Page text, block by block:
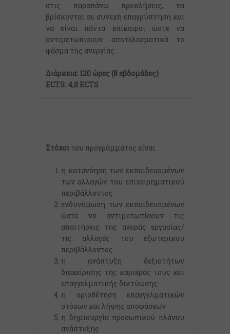
στις παραπάνω προκλήσεις, να
βρίσκονται σε συνεχή επαγρύπνηση και
να είναι πάντα επίκαιροι ώστε να
αντιμετωπίσουν αποτελεσματικά το
φάσμα της ανεργίας.
Διάρκεια: 120 ώρες (8 εβδομάδες)
ECTS: 4,8 ECTS
Στόχοι του προγράμματος είναι:
η κατανόηση των εκπαιδευομένων
των αλλαγών του επιχειρηματικού
περιβάλλοντος
ενδυνάμωση των εκπαιδευομένων
ώστε να αντιμετωπίσουν τις
απαιτήσεις της αγοράς εργασίας/
τις αλλαγές του εξωτερικού
περιβάλλοντος
η ανάπτυξη δεξιοτήτων
διαχείρισης της καριέρας τους και
επαγγελματικής δικτύωσης
η οριοθέτηση επαγγελματικών
στόχων και λήψης αποφάσεων
η δημιουργία προσωπικού πλάνου
ανάπτυξης